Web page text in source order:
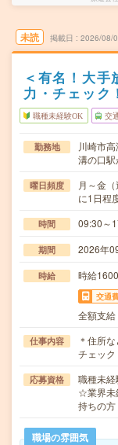
未読 掲載日 2026/08/
＜有名！大手
力・チェック
職種未経験OK 交
勤務地
川崎市
溝の口
曜日頻度
月～金
に1日程
時間 09:30～
期間 2026年
時給 時給
交通
全額支給
仕事内容
＊住所
チェッ
応募資格
職種未
☆業界未
持ちの
職場の雰囲気